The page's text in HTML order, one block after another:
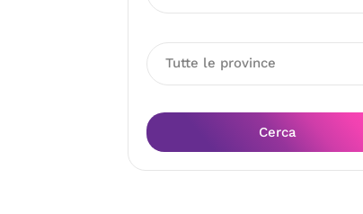
Tutte le province
Cerca